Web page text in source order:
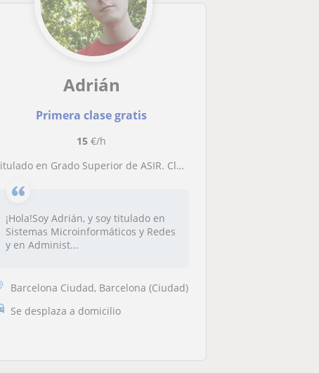
Adrián
Primera clase gratis
15 €/h
Titulado en Grado Superior de ASIR. Clases de informática
¡Hola!Soy Adrián, y soy titulado en
Sistemas Microinformáticos y Redes
y en Administ...
Barcelona Ciudad, Barcelona (Ciudad)
Se desplaza a domicilio